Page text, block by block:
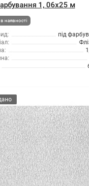
1, 06x25 м
наявності
під